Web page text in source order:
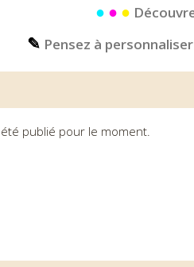
● ● ●
✎ Pensez à
publié pour le moment.